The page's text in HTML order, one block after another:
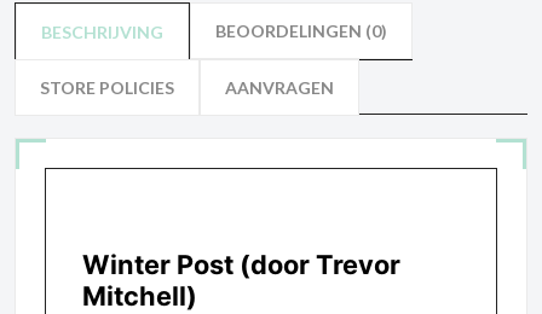
BESCHRIJVING BEOORDELINGEN (0)
STORE POLICIES AANVRAGEN
Winter Post (door Trevor
Mitchell)